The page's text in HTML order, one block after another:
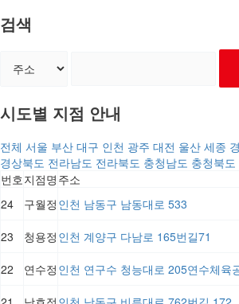
검색
시도별 지점 안내
전체 서울 부산 대구 인천 광주 대전 울산 세종
경상북도 전라남도 전라북도 충청남도 충청북도
번호지점명 주소
24
구월정 인천 남동구 남동대로 533
23
청용정 인천 계양구 다남로 165번길71
22
연수정 인천 연구수 청능대로 205연수체육